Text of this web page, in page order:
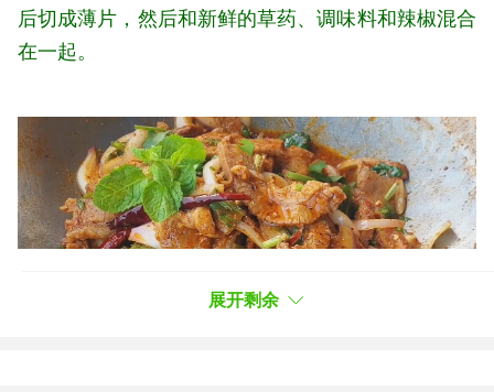
后切成薄片，然后和新鲜的草药、调味料和辣椒混合
在一起。
展开剩余